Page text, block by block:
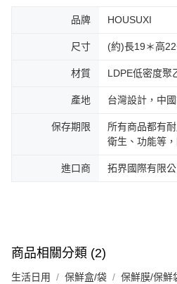
品牌 HOUSUXI
尺寸 (約)長19＊高
材質 LDPE低密度
產地 台灣設計，中
保存期限
所有商品都有
衛生、功能等
進口商 拓界國際有限
商品相關分類 (2)
生活日用 保鮮盒/袋 保鮮膜/保鮮